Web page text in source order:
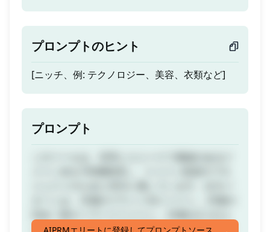
プロンプトのヒント
[ニッチ、例: テクノロジー、美容、衣類など]
プロンプト
ニークなキーワードの組み合わせ、25個の単一